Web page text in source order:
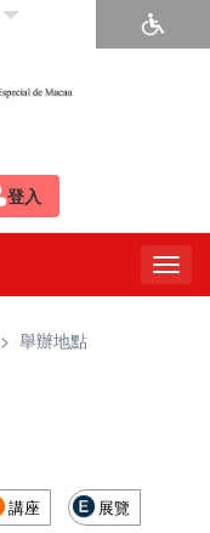
登入
> 舉辦地點
講座 展覽